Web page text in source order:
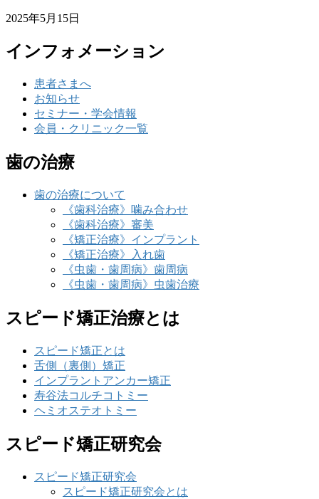
2025年5月15日
インフォメーション
患者さまへ
お知らせ
セミナー・学会情報
会員・クリニック一覧
歯の治療
歯の治療について
《歯科治療》噛み合わせ
《歯科治療》審美
《矯正治療》インプラント
《矯正治療》入れ歯
《虫歯・歯周病》歯周病
《虫歯・歯周病》虫歯治療
スピード矯正治療とは
スピード矯正とは
舌側（裏側）矯正
インプラントアンカー矯正
寿谷法コルチコトミー
ヘミオステオトミー
スピード矯正研究会
スピード矯正研究会
スピード矯正研究会とは